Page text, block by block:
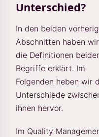
Unterschied?
In den beiden
Abschnitten haben wir
die Definitionen beider
Begriffe erklärt. Im
Folgenden heben wir
Unterschiede
ihnen hervor.
Im Quality